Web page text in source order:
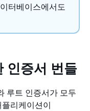
터베이스에서도
인증서 번들
루트 인증서가 모두
리케이션이